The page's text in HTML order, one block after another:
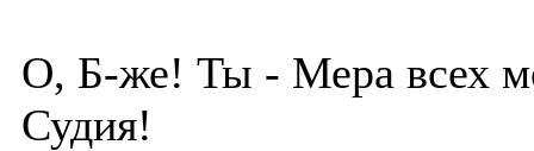
О, Б-же! Ты - Мера всех
Судия!